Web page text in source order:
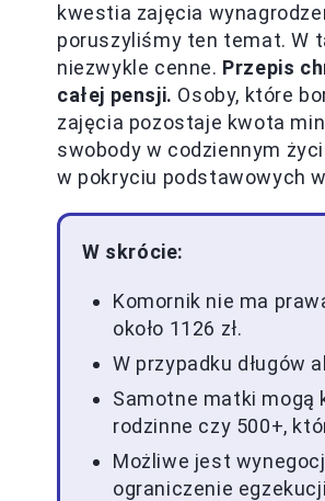
kwestia zajęcia
poruszyliśmy ten temat. W
niezwykle cenne. Przepis
całej pensji. Osoby, które
zajęcia pozostaje kwota
swobody w codziennym
w pokryciu podstawowych
W skrócie:
Komornik nie ma
około 1126 zł.
W przypadku długów
Samotne matki mogą
rodzinne czy 500+,
Możliwe jest
ograniczenie